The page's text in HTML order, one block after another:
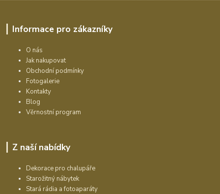
Informace pro zákazníky
O nás
Jak nakupovat
Obchodní podmínky
Fotogalerie
Kontakty
Blog
Věrnostní program
Z naší nabídky
Dekorace pro chalupáře
Starožitný nábytek
Stará rádia a fotoaparáty